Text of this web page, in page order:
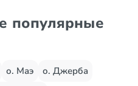
популярные
о. Маэ
о. Джерба